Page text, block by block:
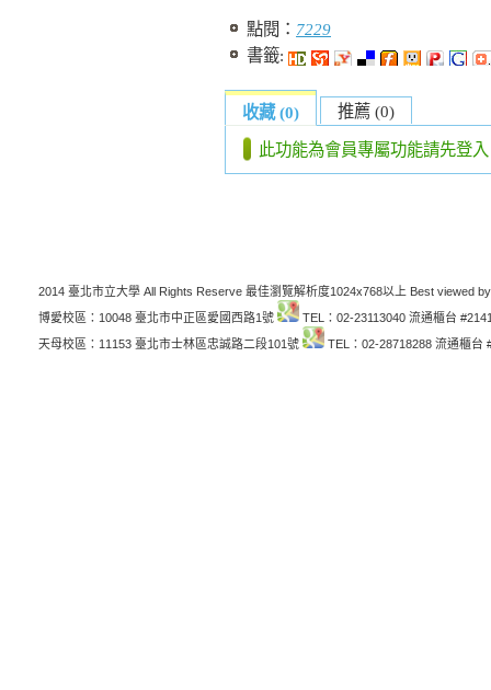
點閱： 7229
書籤:
收藏 (0) 推薦 (0)
此功能為會員專屬功能請先登入
2014 臺北市立大學 All Rights Reserve 最佳瀏覽解析度1024x768以上 Best viewed
博愛校區：10048 臺北市中正區愛國西路1號
TEL：02-23113040 流通櫃台
天母校區：11153 臺北市士林區忠誠路二段101號
TEL：02-28718288 流通櫃台